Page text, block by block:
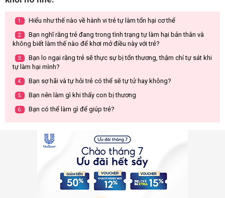
1. Hiểu như thế nào về hành vi trẻ tự làm tổn hại cơ thể
2.
Bạn nghĩ rằng trẻ đang trong tình trạng tự làm hại bản thân và
không biết làm thế nào để khơi mở điều này với trẻ?
3.
Bạn lo ngại rằng trẻ sẽ thực sự bị tổn thương, thậm chí tự sát khi
tự làm hại mình?
4. Bạn sợ hãi và tự hỏi trẻ có thể sẽ tự tử hay không?
5. Bạn nên làm gì khi thấy con bị thương
6. Bạn có thể làm gì để giúp trẻ?